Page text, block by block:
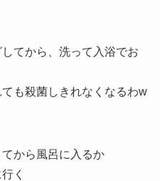
てから、洗って入浴でお
も殺菌しきれなくなるわw
から風呂に入るか
く